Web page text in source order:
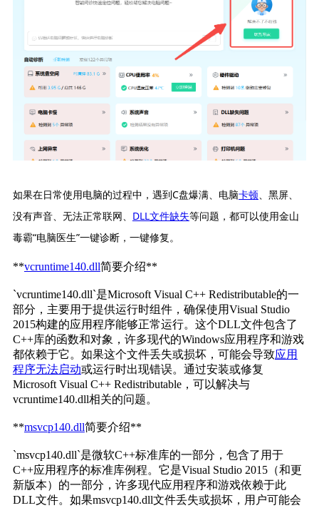
如果在日常使用电脑的过程中，遇到C盘爆满、电脑卡顿、黑屏、
没有声音、无法正常联网、 DLL文件缺失等问题，都可以使用金山
毒霸“电脑医生”一键诊断，一键修复。
**vcruntime140.dll简要介绍**
`vcruntime140.dll`是Microsoft Visual C++ Redistributable的一
部分，主要用于提供运行时组件，确保使用Visual Studio
2015构建的应用程序能够正常运行。这个DLL文件包含了
C++库的函数和对象，许多现代的Windows应用程序和游戏
都依赖于它。如果这个文件丢失或损坏，可能会导致应用
程序无法启动或运行时出现错误。通过安装或修复
Microsoft Visual C++ Redistributable，可以解决与
vcruntime140.dll相关的问题。
**msvcp140.dll简要介绍**
`msvcp140.dll`是微软C++标准库的一部分，包含了用于
C++应用程序的标准库例程。它是Visual Studio 2015（和更
新版本）的一部分，许多现代应用程序和游戏依赖于此
DLL文件。如果msvcp140.dll文件丢失或损坏，用户可能会